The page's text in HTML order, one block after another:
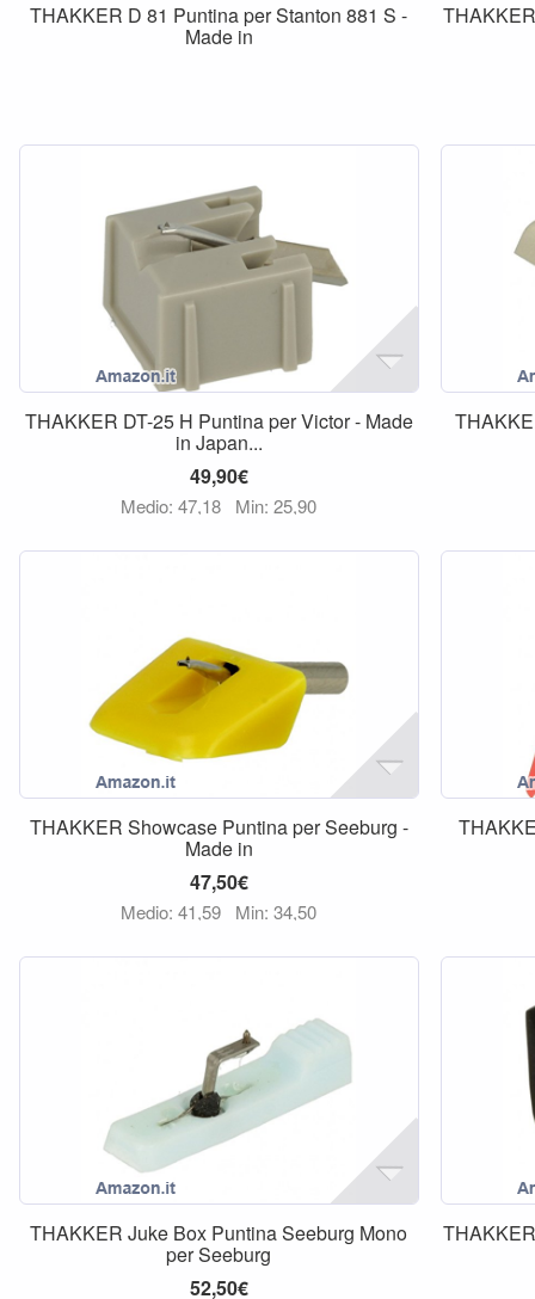
THAKKER D 81 Puntina per Stanton 881 S -
Made in
THAKKER DT-25 H Puntina per Victor - Made
in Japan...
49,90€
Medio: 47,18 Min: 25,90
THAKKER Showcase Puntina per Seeburg -
Made in
47,50€
Medio: 41,59 Min: 34,50
THAKKER Juke Box Puntina Seeburg Mono
per Seeburg
52,50€